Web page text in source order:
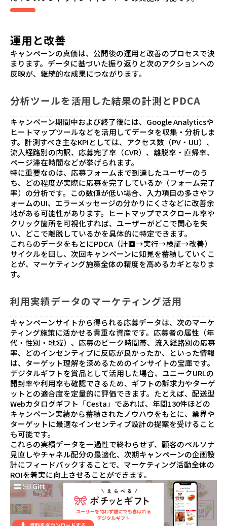
運用と改善
キャンペーンの真価は、公開後の運用と改善のプロセスで決
まります。データに基づいた振り返りと次のアクションへの
反映が、継続的な成果につながります。
分析ツールを活用した結果の計測とPDCA
キャンペーン期間中および終了後には、Google Analyticsや
ヒートマップツールなどを活用してデータを収集・分析しま
す。計測すべき主なKPIとしては、アクセス数（PV・UU）、
流入経路別の内訳、応募完了率（CVR）、離脱率・直帰率、
ページ滞在時間などが挙げられます。
特に重要なのは、応募フォームまで到達したユーザーのう
ち、どの程度が実際に応募を完了しているか（フォーム完了
率）の分析です。この数値が低い場合、入力項目の多さやフ
ォームのUI、エラーメッセージの分かりにくさなどに改善余
地がある可能性があります。ヒートマップでスクロール率や
クリック箇所を可視化すれば、ユーザーがどこで関心を失
い、どこで離脱しているかを具体的に特定できます。
これらのデータをもとにPDCA（計画→実行→検証→改善）
サイクルを回し、次回キャンペーンに知見を蓄積していくこ
とが、マーケティング施策全体の精度を高めるカギとなりま
す。
利用実績データのマーケティング活用
キャンペーンサイトから得られる応募データは、次のマーケ
ティング施策に活かせる貴重な資産です。応募者の属性（年
代・性別・地域）、応募のピーク時間帯、流入経路別の応募
率、どのインセンティブに反応が良かったか、といった情報
は、ターゲット理解を深めるためのインサイトの宝庫です。
デジタルギフトを賞品として活用した場合、ユニークURLの
開封率や利用率も確認できるため、ギフトの訴求力やターゲ
ットとの適合度を定量的に評価できます。たとえば、配送型
Webカタログギフト「Cesta」であれば、年間130件ほどの
キャンペーン実績から蓄積されたノウハウをもとに、業界や
ターゲットに最適なインセンティブ設計の提案を受けること
も可能です。
これらの実績データを一過性で終わらせず、顧客のペルソナ
見直しやチャネル配分の最適化、次期キャンペーンの企画設
計にフィードバックすることで、マーケティング活動全体の
ROIを着実に向上させることができます。